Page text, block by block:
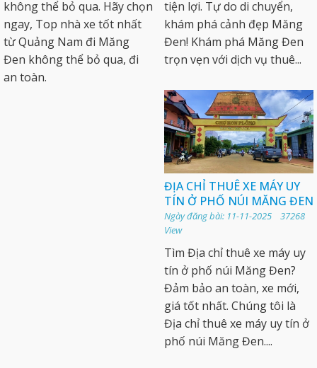
không thể bỏ qua. Hãy chọn
ngay, Top nhà xe tốt nhất
từ Quảng Nam đi Măng
Đen không thể bỏ qua, đi
an toàn.
tiện lợi. Tự do di chuyển,
khám phá cảnh đẹp Măng
Đen! Khám phá Măng Đen
trọn vẹn với dịch vụ thuê...
ĐỊA CHỈ THUÊ XE MÁY UY
TÍN Ở PHỐ NÚI MĂNG ĐEN
Ngày đăng bài: 11-11-2025 37268
View
Tìm Địa chỉ thuê xe máy uy
tín ở phố núi Măng Đen?
Đảm bảo an toàn, xe mới,
giá tốt nhất. Chúng tôi là
Địa chỉ thuê xe máy uy tín ở
phố núi Măng Đen....